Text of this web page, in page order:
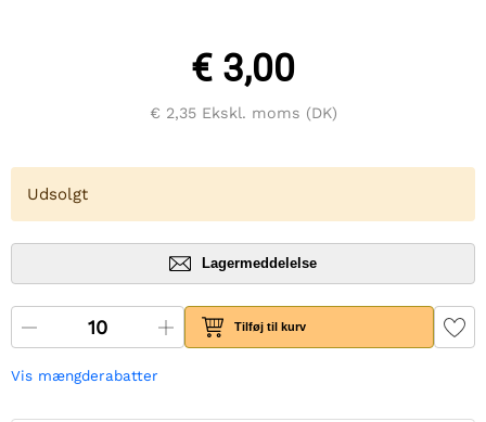
€ 3,00
€ 2,35Ekskl. moms (DK)
Udsolgt
Lagermeddelelse
Tilføj til kurv
Vis mængderabatter